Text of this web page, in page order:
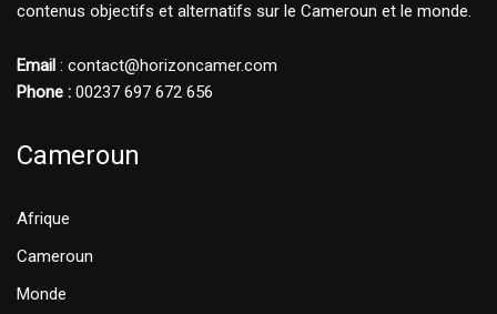
contenus objectifs et alternatifs sur le Cameroun et le monde.
Email : contact@horizoncamer.com
Phone : 00237 697 672 656
Cameroun
Afrique
Cameroun
Monde